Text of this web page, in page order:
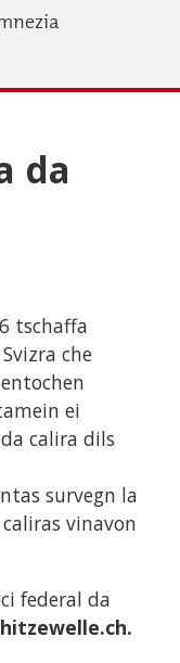
da
tschaffa
che
ei
calira dils
survegn la
vinavon
federal da